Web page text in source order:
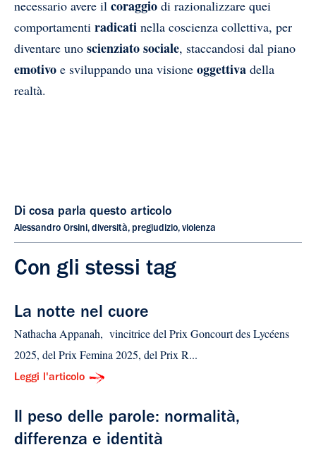
necessario avere il coraggio di razionalizzare quei
comportamenti radicati nella coscienza collettiva, per
diventare uno scienziato sociale, staccandosi dal piano
emotivo e sviluppando una visione oggettiva della
realtà.
Di cosa parla questo articolo
Alessandro Orsini, diversità, pregiudizio, violenza
Con gli stessi tag
La notte nel cuore
Nathacha Appanah, vincitrice del Prix Goncourt des Lycéens
2025, del Prix Femina 2025, del Prix R...
Leggi l'articolo
Il peso delle parole: normalità,
differenza e identità